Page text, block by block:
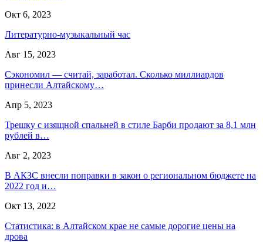
Окт 6, 2023
Литературно-музыкальный час
Авг 15, 2023
Сэкономил — считай, заработал. Сколько миллиардов
принесли Алтайскому…
Апр 5, 2023
Трешку с изящной спальней в стиле Барби продают за 8,1 млн
рублей в…
Авг 2, 2023
В АКЗС внесли поправки в закон о региональном бюджете на
2022 год и…
Окт 13, 2022
Статистика: в Алтайском крае не самые дорогие цены на
дрова